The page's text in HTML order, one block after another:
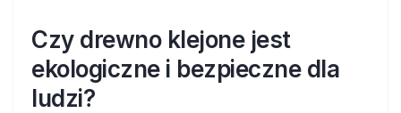
Czy drewno klejone jest
ekologiczne i bezpieczne dla
ludzi?